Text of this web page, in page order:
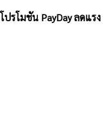
โปรโมชัน PayDay ลดแร